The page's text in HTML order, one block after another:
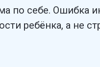
по себе. Ошибка
ребёнка, а не